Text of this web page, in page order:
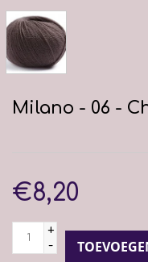
Milano - 06 -
€8,20
+
-